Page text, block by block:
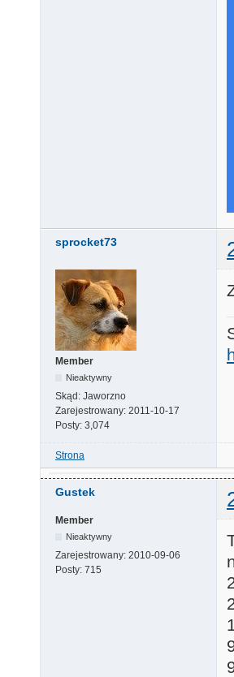
sprocket73
Member
Nieaktywny
Skąd: Jaworzno
Zarejestrowany: 2011-10-17
Posty: 3,074
Strona
Gustek
Member
Nieaktywny
Zarejestrowany: 2010-09-06
Posty: 715